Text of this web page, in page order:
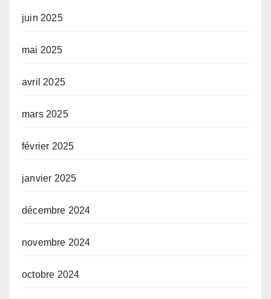
juin 2025
mai 2025
avril 2025
mars 2025
février 2025
janvier 2025
décembre 2024
novembre 2024
octobre 2024